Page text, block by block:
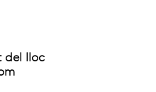
del lloc